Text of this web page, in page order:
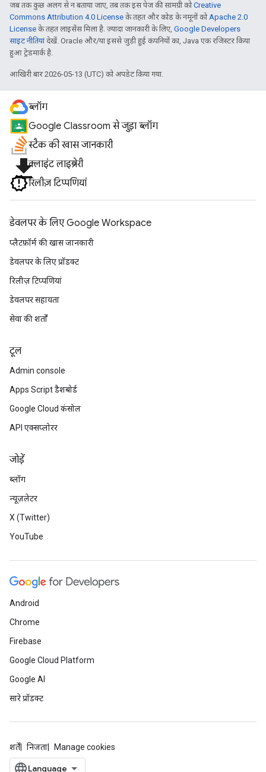
जब तक कुछ अलग से न बताया जाए, तब तक इस पेज की सामग्री कोCreative
Commons Attribution 4.0 License के तहत और कोड के नमूनों कोApache 2.0
License के तहत लाइसेंस मिला है. ज़्यादा जानकारी के लिए, Google Developers
साइट नीतियांदेखें. Oracle और/या इससे जुड़ी हुई कंपनियों का, Java एक रजिस्टर किया
हुआ ट्रेडमार्क है.
आखिरी बार 2026-05-13 (UTC) को अपडेट किया गया.
ब्लॉग
Google Classroom से जुड़ा ब्लॉग
स्टैक की खास जानकारी
file_downloadक्लाइंट लाइब्रेरी
रिलीज़ टिप्पणियां
डेवलपर के लिए Google Workspace
प्लैटफ़ॉर्म की खास जानकारी
डेवलपर के लिए प्रॉडक्ट
रिलीज़ टिप्पणियां
डेवलपर सहायता
सेवा की शर्तों
टूल
Admin console
Apps Script डैशबोर्ड
Google Cloud कंसोल
API एक्सप्लोरर
जोड़ें
ब्लॉग
न्यूज़लेटर
X (Twitter)
YouTube
Android
Chrome
Firebase
Google Cloud Platform
Google AI
सारे प्रॉडक्ट
शर्तें निजता Manage cookies